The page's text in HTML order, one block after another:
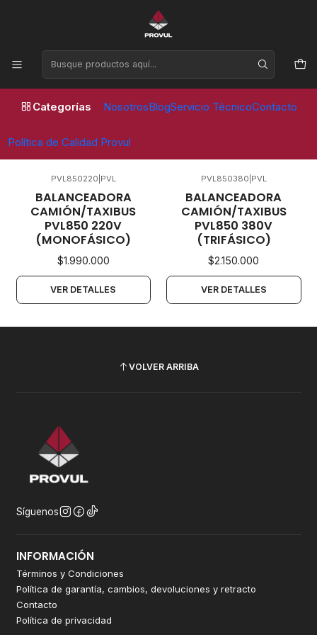
Categorías NosotrosBlogServicio TécnicoContacto
Política de Calidad Provul
Horario de atención Lunes a Viernes de 09:00 a 17:30 horas
Inicio Balanceadoras
Buses y Camiones
PVL850220 PVL
BALANCEADORA
CAMIÓN/TAXIBUS
PVL850 220V
(MONOFÁSICO)
$1.990.000
VER DETALLES
PVL850380 PVL
BALANCEADORA
CAMIÓN/TAXIBUS
PVL850 380V
(TRIFÁSICO)
$2.150.000
VER DETALLES
VOLVER ARRIBA
Síguenos
INFORMACIÓN
Términos y Condiciones
Política de garantía, cambios, devoluciones y retracto
Contacto
Política de privacidad